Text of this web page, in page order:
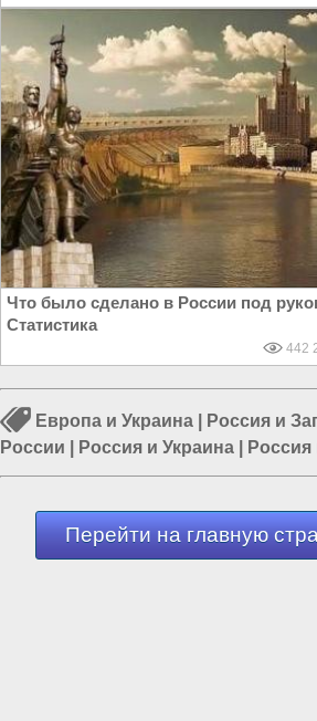
Что было сделано в России под
Статистика
442
Европа и Украина Россия и
России
Россия и Украина Россия
и Европа|ДНР и Россия
Перейти на главную